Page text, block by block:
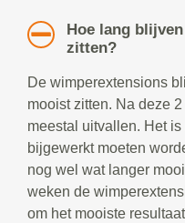
Hoe lang
zitten?
De wimperextensions
mooist zitten. Na deze
meestal uitvallen. Het
bijgewerkt moeten
nog wel wat langer
weken de
om het mooiste